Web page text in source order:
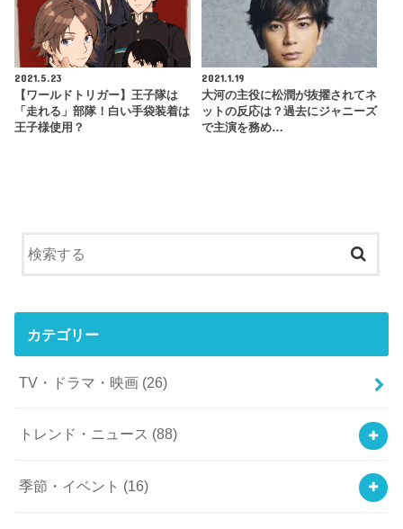
2021.5.23
【ワールドトリガー】王子隊は
「走れる」部隊！白い手袋装着は
王子様使用？
2021.1.19
大河の主役に松潤が抜擢されてネ
ットの反応は？過去にジャニーズ
で主演を務め…
カテゴリー
TV・ドラマ・映画 (26)
トレンド・ニュース (88)
季節・イベント (16)